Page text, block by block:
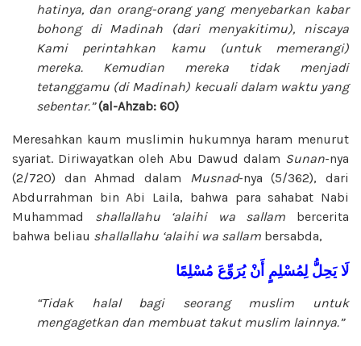
hatinya, dan orang-orang yang menyebarkan kabar
bohong di Madinah (dari menyakitimu), niscaya
Kami perintahkan kamu (untuk memerangi)
mereka. Kemudian mereka tidak menjadi
tetanggamu (di Madinah) kecuali dalam waktu yang
sebentar.”(al-Ahzab: 60)
Meresahkan kaum muslimin hukumnya haram menurut
syariat. Diriwayatkan oleh Abu Dawud dalam Sunan-nya
(2/720) dan Ahmad dalam Musnad-nya (5/362), dari
Abdurrahman bin Abi Laila, bahwa para sahabat Nabi
Muhammad shallallahu ‘alaihi wa sallam bercerita
bahwa beliau shallallahu ‘alaihi wa sallam bersabda,
لَا يَحِلُّ لِمُسْلِمٍ أَنْ يُرَوِّعَ مُسْلِمًا
“Tidak halal bagi seorang muslim untuk
mengagetkan dan membuat takut muslim lainnya.”